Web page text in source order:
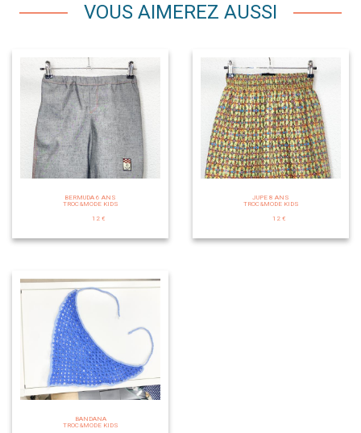
VOUS AIMEREZ AUSSI
BERMUDA 6 ANS
TROC&MODE KIDS
12 €
JUPE 8 ANS
TROC&MODE KIDS
12 €
BANDANA
TROC&MODE KIDS